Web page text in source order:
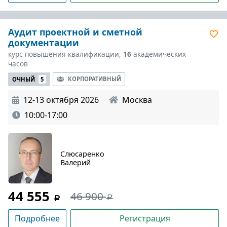
Аудит проектной и сметной
документации
курс повышения квалификации, 16 академических
часов
ОЧНЫЙ 5 КОРПОРАТИВНЫЙ
12-13 октября 2026
Москва
10:00-17:00
Слюсаренко
Валерий
44 555 46 900
Подробнее Регистрация